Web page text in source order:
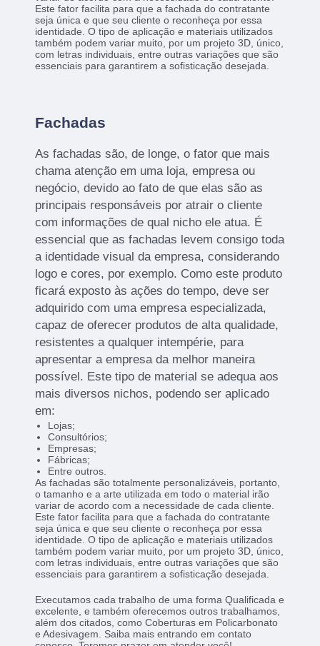
Este fator facilita para que a fachada do contratante
seja única e que seu cliente o reconheça por essa
identidade. O tipo de aplicação e materiais utilizados
também podem variar muito, por um projeto 3D, único,
com letras individuais, entre outras variações que são
essenciais para garantirem a sofisticação desejada.
Fachadas
As fachadas são, de longe, o fator que mais
chama atenção em uma loja, empresa ou
negócio, devido ao fato de que elas são as
principais responsáveis por atrair o cliente
com informações de qual nicho ele atua. É
essencial que as fachadas levem consigo toda
a identidade visual da empresa, considerando
logo e cores, por exemplo. Como este produto
ficará exposto às ações do tempo, deve ser
adquirido com uma empresa especializada,
capaz de oferecer produtos de alta qualidade,
resistentes a qualquer intempérie, para
apresentar a empresa da melhor maneira
possível. Este tipo de material se adequa aos
mais diversos nichos, podendo ser aplicado
em:
Lojas;
Consultórios;
Empresas;
Fábricas;
Entre outros.
As fachadas são totalmente personalizáveis, portanto,
o tamanho e a arte utilizada em todo o material irão
variar de acordo com a necessidade de cada cliente.
Este fator facilita para que a fachada do contratante
seja única e que seu cliente o reconheça por essa
identidade. O tipo de aplicação e materiais utilizados
também podem variar muito, por um projeto 3D, único,
com letras individuais, entre outras variações que são
essenciais para garantirem a sofisticação desejada.
Executamos cada trabalho de uma forma Qualificada e
excelente, e também oferecemos outros trabalhamos,
além dos citados, como Coberturas em Policarbonato
e Adesivagem. Saiba mais entrando em contato